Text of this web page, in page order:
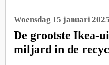
Woensdag 15 januari 2025
De grootste Ikea-
miljard in de